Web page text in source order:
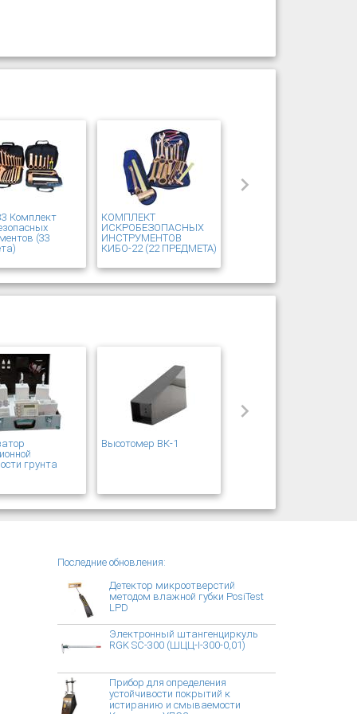
Комплект
(33
КОМПЛЕКТ
ИСКРОБЕЗОПАСНЫХ
ИНСТРУМЕНТОВ
КИБО-22 (22 ПРЕДМЕТА)
грунта
Высотомер ВК-1
Последние обновления:
Детектор микроотверстий
методом влажной губки PosiTest
LPD
Электронный штангенциркуль
RGK SC-300 (ШЦЦ-I-300-0,01)
Прибор для определения
устойчивости покрытий к
истиранию и смываемости